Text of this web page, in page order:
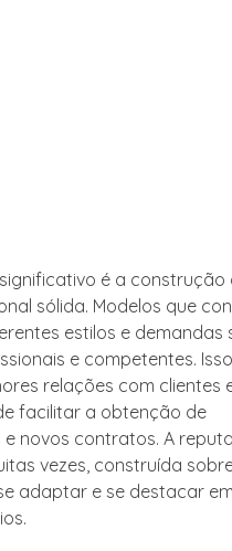
é a construção
sólida. Modelos que
estilos e demandas
e competentes.
relações com clientes
facilitar a obtenção de
novos contratos. A
vezes, construída
adaptar e se destacar em